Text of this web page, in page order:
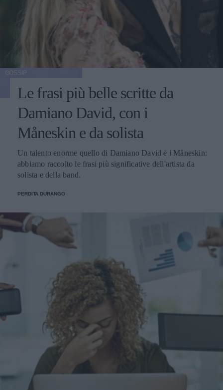
Le frasi più belle scritte da
Damiano David, con i
Måneskin e da solista
Un talento enorme quello di Damiano David e i Måneskin:
abbiamo raccolto le frasi più significative dell'artista da
solista e della band.
PERDITA DURANGO